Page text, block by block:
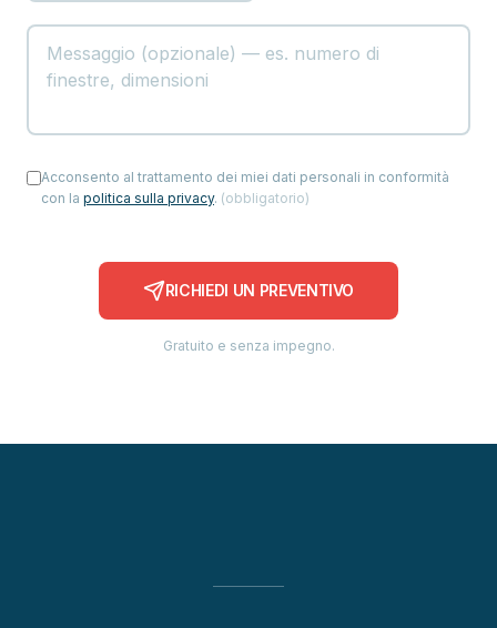
Acconsento al trattamento dei miei dati personali in conformità
con la politica sulla privacy. (obbligatorio)
RICHIEDI UN PREVENTIVO
Gratuito e senza impegno.